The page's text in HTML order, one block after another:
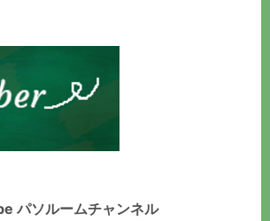
パソルームチャンネル